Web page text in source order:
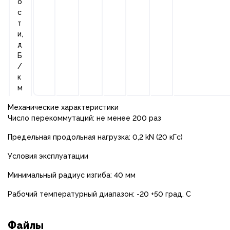
с
т
и,
д
Б
/
к
м
Механические характеристики
Число перекоммутаций: не менее 200 раз
Предельная продольная нагрузка: 0,2 kN (20 кГс)
Условия эксплуатации
Минимальный радиус изгиба: 40 мм
Рабочий температурный диапазон: -20 +50 град. С
Файлы